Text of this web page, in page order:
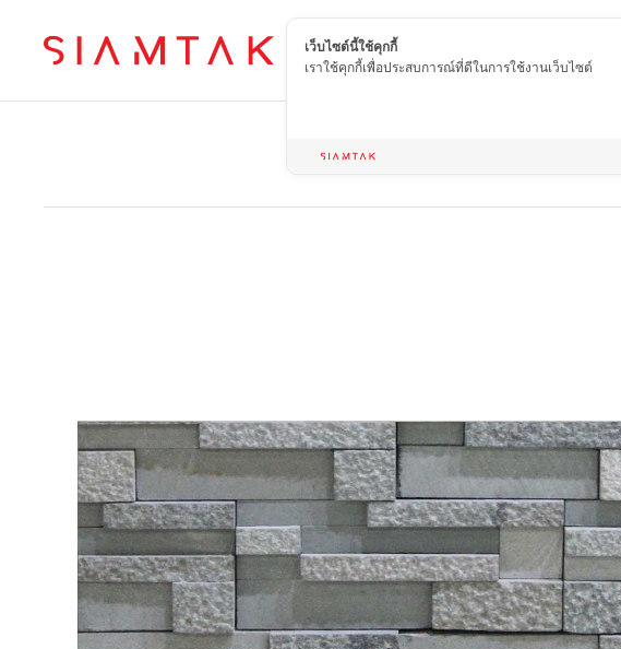
TH
เว็บไซต์นี้ใช้คุกกี้
เราใช้คุกกี้เพื่อประสบการณ์ที่ดีในการใช้งานเว็บไซต์